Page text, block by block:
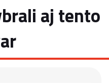
aj tento